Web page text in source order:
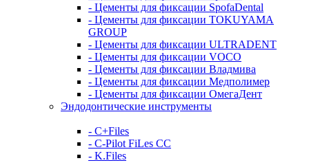
- Цементы для фиксации SpofaDental
- Цементы для фиксации TOKUYAMA
GROUP
- Цементы для фиксации ULTRADENT
- Цементы для фиксации VOCO
- Цементы для фиксации Владмива
- Цементы для фиксации Медполимер
- Цементы для фиксации ОмегаДент
Эндодонтические инструменты
- C+Files
- C-Pilot FiLes CC
- K.Files